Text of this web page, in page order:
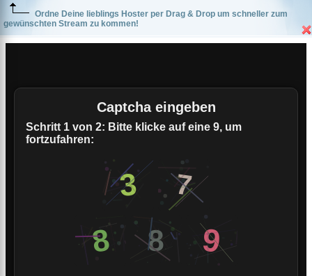
Ordne Deine lieblings Hoster per Drag & Drop um schneller zum
gewünschten Stream zu kommen!